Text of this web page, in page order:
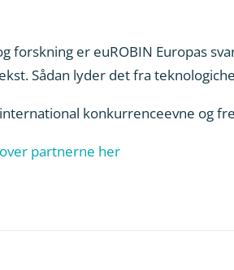
er euROBIN Europas
Sådan lyder det fra
konkurrenceevne og
partnerne her